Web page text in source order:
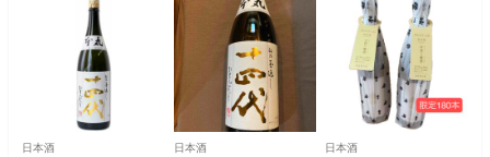
日本酒 日本酒 日本酒